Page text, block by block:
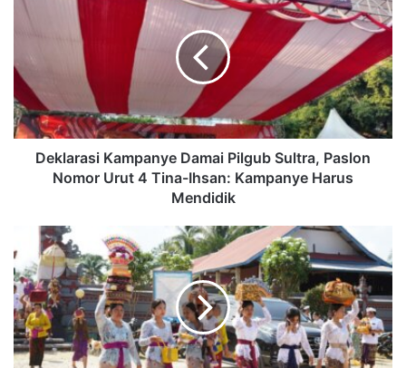
Deklarasi Kampanye Damai Pilgub Sultra, Paslon
Nomor Urut 4 Tina-Ihsan: Kampanye Harus
Mendidik